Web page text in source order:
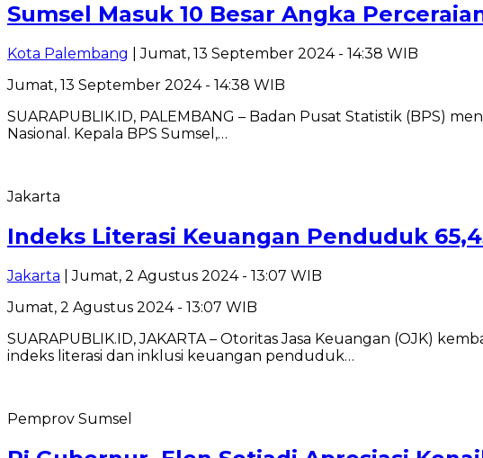
Sumsel Masuk 10 Besar Angka
Kota Palembang
| Jumat, 13 September 2024 - 14:38 WIB
Jumat, 13 September 2024 - 14:38 WIB
SUARAPUBLIK.ID, PALEMBANG – Badan Pusat Statistik (BPS)
Nasional. Kepala BPS Sumsel,…
Jakarta
Indeks Literasi Keuangan Penduduk
Jakarta | Jumat, 2 Agustus 2024 - 13:07 WIB
Jumat, 2 Agustus 2024 - 13:07 WIB
SUARAPUBLIK.ID, JAKARTA – Otoritas Jasa Keuangan (OJK)
indeks literasi dan inklusi keuangan penduduk…
Pemprov Sumsel